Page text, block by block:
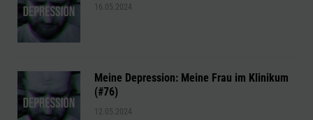
16.05.2024
Meine Depression: Meine Frau im Klinikum
(#76)
12.05.2024